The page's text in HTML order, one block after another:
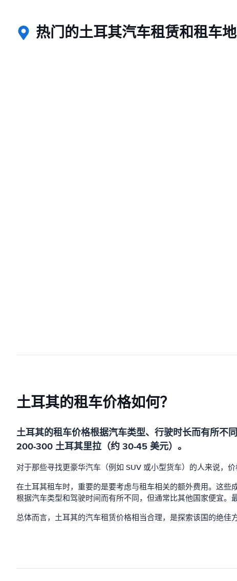
热门的土耳其汽车租赁和租车
土耳其的租车价格如何？
土耳其的租车价格根据汽车类型、行驶时长而有所不
200-300 土耳其里拉（约 30-45 美元）。
对于那些寻找更豪华汽车（例如 SUV 或小型货车）的人来说，
在土耳其租车时，重要的是要考虑与租车相关的额外费用。这
根据汽车类型和驾驶时间而有所不同，但通常比其他国家便宜。
总体而言，土耳其的汽车租赁价格相当合理，是探索该国的绝佳